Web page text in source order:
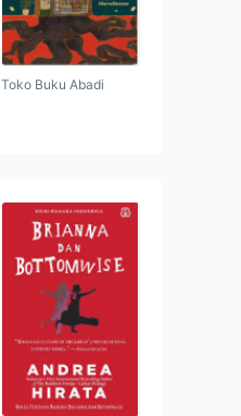
Toko Buku Abadi